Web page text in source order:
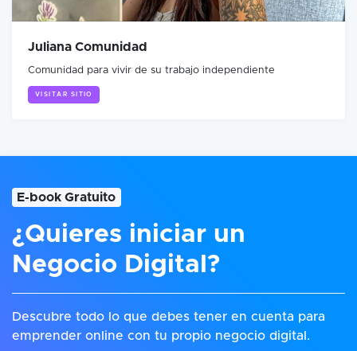
Juliana Comunidad
Comunidad para vivir de su trabajo independiente
VISITAR SITIO
E-book Gratuito
¿Quieres iniciar un
Negocio Digital?
Descubre todo lo que debes tener en cuenta para
emprender online con tu propio negocio digital.